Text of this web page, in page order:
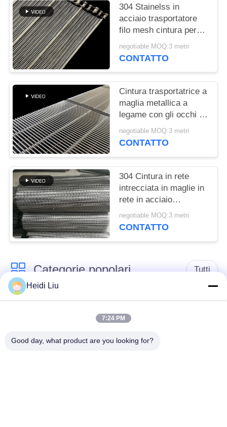
PRIVACY
POLICY
304 Stainelss in
acciaio trasportatore
filo mesh cintura per
lavatrice vegetale
negotiable MOQ:3 metri
CONTATTO
Cintura trasportatrice a
maglia metallica a
legame con gli occhi di
qualità alimentare
negotiable MOQ:3 metri
CONTATTO
304 Cintura in rete
intrecciata in maglie in
rete in acciaio
inossidabile
negotiable MOQ:3 metri
CONTATTO
Categorie popolari Tutti
cinghia della rete
della maglia
Heidi Liu
7:24 PM
Good day, what product are you looking for?